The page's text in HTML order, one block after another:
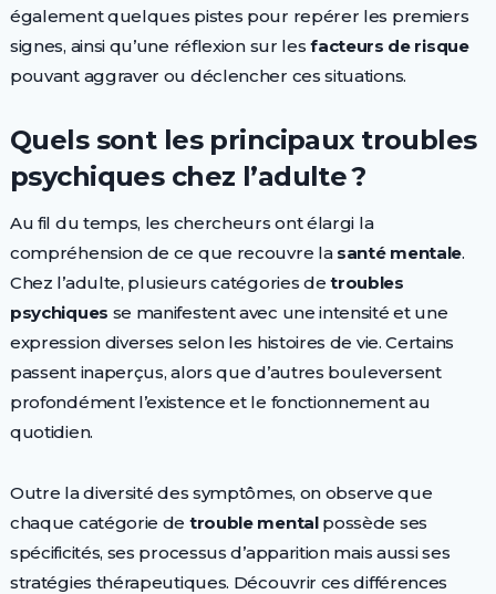
également quelques pistes pour repérer les premiers
signes, ainsi qu’une réflexion sur lesfacteurs de risque
pouvant aggraver ou déclencher ces situations.
Quels sont les principaux troubles
psychiques chez l’adulte ?
Au fil du temps, les chercheurs ont élargi la
compréhension de ce que recouvre la santé mentale.
Chez l’adulte, plusieurs catégories detroubles
psychiques se manifestent avec une intensité et une
expression diverses selon les histoires de vie. Certains
passent inaperçus, alors que d’autres bouleversent
profondément l’existence et le fonctionnement au
quotidien.
Outre la diversité des symptômes, on observe que
chaque catégorie de trouble mentalpossède ses
spécificités, ses processus d’apparition mais aussi ses
stratégies thérapeutiques. Découvrir ces différences